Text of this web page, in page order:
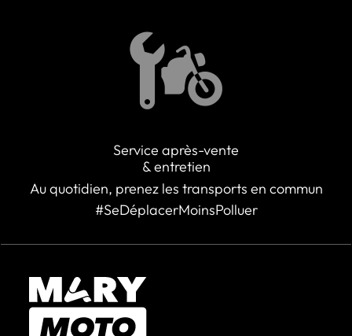
Service après-vente
& entretien
Au quotidien, prenez les transports en commun
#SeDéplacerMoinsPolluer